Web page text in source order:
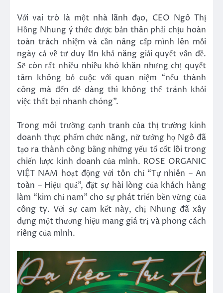
Với vai trò là một nhà lãnh đạo, CEO Ngô Thị
Hồng Nhung ý thức được bản thân phải chịu hoàn
toàn trách nhiệm và cần nâng cấp mình lên mỗi
ngày cả về tư duy lẫn khả năng giải quyết vấn đề.
Sẽ còn rất nhiều nhiều khó khăn nhưng chị quyết
tâm không bỏ cuộc với quan niệm “nếu thành
công mà đến dễ dàng thì không thể tránh khỏi
việc thất bại nhanh chóng”.
Trong môi trường cạnh tranh của thị trường kinh
doanh thực phẩm chức năng, nữ tướng họ Ngô đã
tạo ra thành công bằng những yếu tố cốt lõi trong
chiến lược kinh doanh của mình. ROSE ORGANIC
VIỆT NAM hoạt động với tôn chỉ “Tự nhiên – An
toàn – Hiệu quả”, đặt sự hài lòng của khách hàng
làm “kim chỉ nam” cho sự phát triển bền vững của
công ty. Với sự cam kết này, chị Nhung đã xây
dựng một thương hiệu mang giá trị và phong cách
riêng của mình.